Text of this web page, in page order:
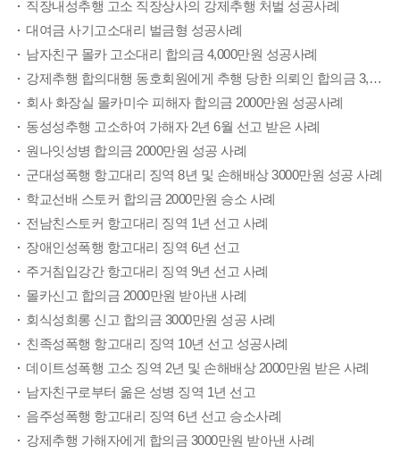
직장내성추행 고소 직장상사의 강제추행 처벌 성공사례
대여금 사기고소대리 벌금형 성공사례
남자친구 몰카 고소대리 합의금 4,000만원 성공사례
강제추행 합의대행 동호회원에게 추행 당한 의뢰인 합의금 3,500만원 성공사례
회사 화장실 몰카미수 피해자 합의금 2000만원 성공사례
동성성추행 고소하여 가해자 2년 6월 선고 받은 사례
원나잇성병 합의금 2000만원 성공 사례
군대성폭행 항고대리 징역 8년 및 손해배상 3000만원 성공 사례
학교선배 스토커 합의금 2000만원 승소 사례
전남친스토커 항고대리 징역 1년 선고 사례
장애인성폭행 항고대리 징역 6년 선고
주거침입강간 항고대리 징역 9년 선고 사례
몰카신고 합의금 2000만원 받아낸 사례
회식성희롱 신고 합의금 3000만원 성공 사례
친족성폭행 항고대리 징역 10년 선고 성공사례
데이트성폭행 고소 징역 2년 및 손해배상 2000만원 받은 사례
남자친구로부터 옮은 성병 징역 1년 선고
음주성폭행 항고대리 징역 6년 선고 승소사례
강제추행 가해자에게 합의금 3000만원 받아낸 사례